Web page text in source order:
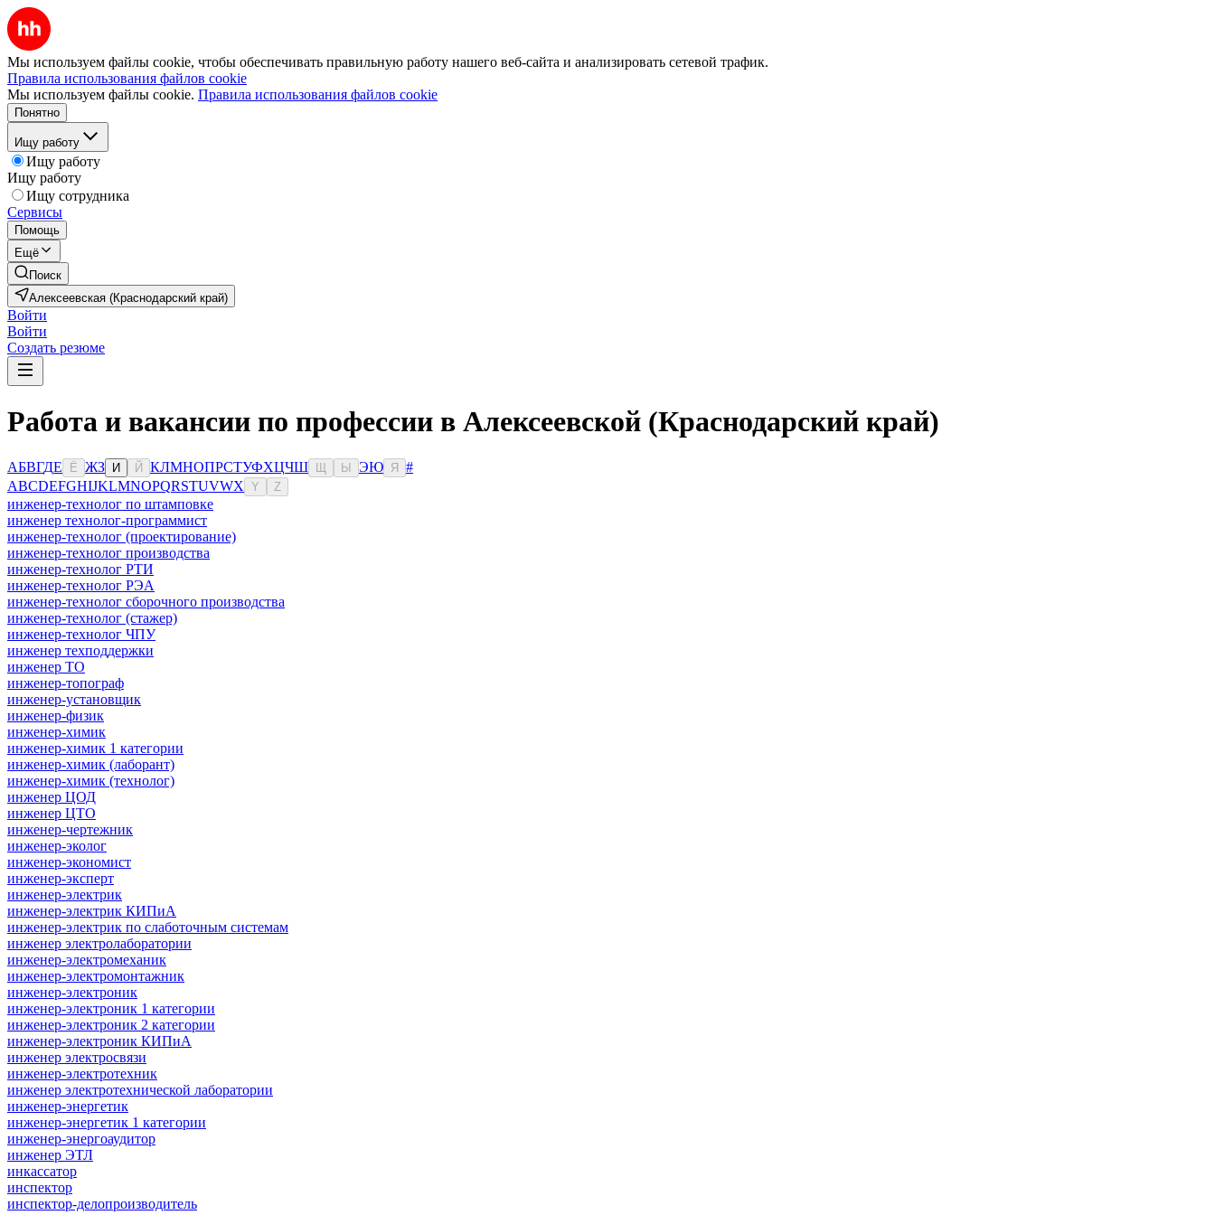
Мы используем файлы cookie, чтобы обеспечивать правильную работу нашего веб-сайта и анализировать сетевой трафик.
Правила использования файлов cookie
Мы используем файлы cookie. Правила использования файлов cookie
Понятно
Ищу работу
Ищу работу
Ищу работу
Ищу сотрудника
Сервисы
Помощь
Ещё
Поиск
Алексеевская (Краснодарский край)
Войти
Войти
Создать резюме
Работа и вакансии по профессии в Алексеевской (Краснодарский край)
АБВГДЕ Ё ЖЗ И Й КЛМНОПРСТУФХЦЧШ Ы ЭЮ Я
#
ABCDEFGHIJKLMNOPQRSTUVWX Y Z
инженер-технолог по штамповке
инженер технолог-программист
инженер-технолог (проектирование)
инженер-технолог производства
инженер-технолог РТИ
инженер-технолог РЭА
инженер-технолог сборочного производства
инженер-технолог (стажер)
инженер-технолог ЧПУ
инженер техподдержки
инженер ТО
инженер-топограф
инженер-установщик
инженер-физик
инженер-химик
инженер-химик 1 категории
инженер-химик (лаборант)
инженер-химик (технолог)
инженер ЦОД
инженер ЦТО
инженер-чертежник
инженер-эколог
инженер-экономист
инженер-эксперт
инженер-электрик
инженер-электрик КИПиА
инженер-электрик по слаботочным системам
инженер электролаборатории
инженер-электромеханик
инженер-электромонтажник
инженер-электроник
инженер-электроник 1 категории
инженер-электроник 2 категории
инженер-электроник КИПиА
инженер электросвязи
инженер-электротехник
инженер электротехнической лаборатории
инженер-энергетик
инженер-энергетик 1 категории
инженер-энергоаудитор
инженер ЭТЛ
инкассатор
инспектор
инспектор-делопроизводитель